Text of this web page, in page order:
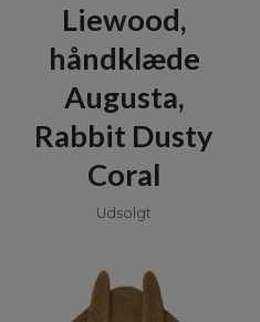
Liewood,
håndklæde
Augusta,
Rabbit Dusty
Coral
Udsolgt